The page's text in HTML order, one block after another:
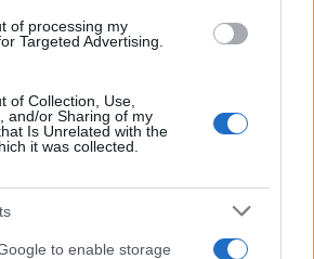
of processing my
Targeted Advertising.
of Collection, Use,
and/or Sharing of my
Is Unrelated with the
it was collected.
to enable storage